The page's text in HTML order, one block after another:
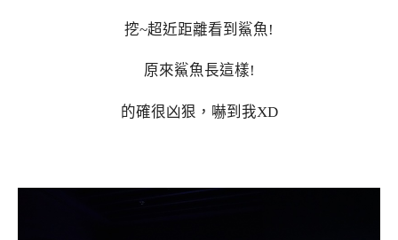
挖~超近距離看到鯊魚!
原來鯊魚長這樣!
的確很凶狠，嚇到我XD